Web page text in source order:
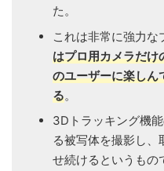
た。
これは非常に強力な
はプロ用カメラだけ
のユーザーに楽しん
る。
3Dトラッキング機
る被写体を撮影し、
せ続けるというもの